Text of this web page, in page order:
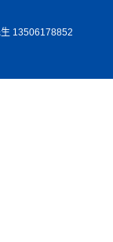
13506178852